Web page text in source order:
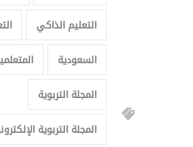
التعليم الذاكي
السعودية
المجلة التربوية
المجلة التربوية